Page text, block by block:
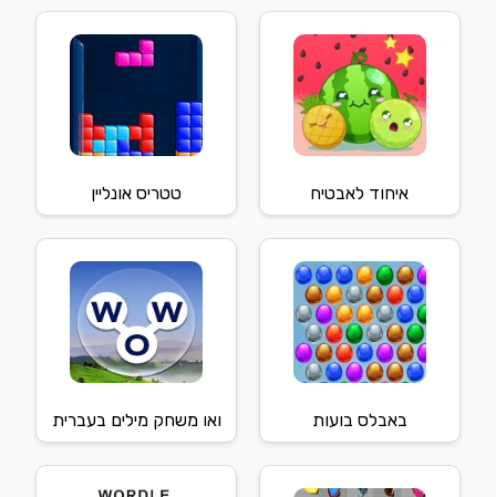
איחוד לאבטיח טטריס אונליין
באבלס בועות ואו משחק מילים בעברית